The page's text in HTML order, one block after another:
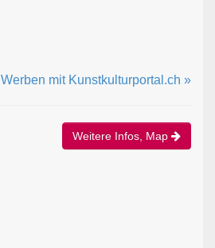
Werben mit Kunstkulturportal.ch »
Weitere Infos, Map